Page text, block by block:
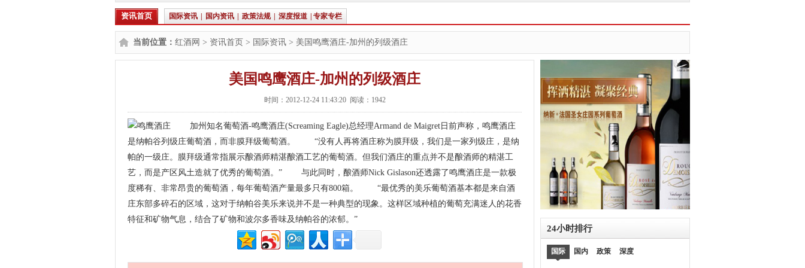
资讯首页 国际资讯 国内资讯 政策法规 深度报道 专家专栏
当前位置： 红酒网 > 资讯首页 > 国际资讯 > 美国鸣鹰酒庄-加州的列级酒庄
美国鸣鹰酒庄-加州的列级酒庄
时间：2012-12-24 11:43:20 阅读：1942
加州知名葡萄酒-鸣鹰酒庄(Screaming Eagle)总经理Armand de Maigret日前声称，鸣鹰酒庄
是纳帕谷列级庄葡萄酒，而非膜拜级葡萄酒。 “没有人再将酒庄称为膜拜级，我们是一家列级庄，是纳
帕的一级庄。膜拜级通常指展示酿酒师精湛酿酒工艺的葡萄酒。但我们酒庄的重点并不是酿酒师的精湛工
艺，而是产区风土造就了优秀的葡萄酒。” 与此同时，酿酒师Nick Gislason还透露了鸣鹰酒庄是一款极
度稀有、非常昂贵的葡萄酒，每年葡萄酒产量最多只有800箱。 “最优秀的美乐葡萄酒基本都是来自酒
庄东部多碎石的区域，这对于纳帕谷美乐来说并不是一种典型的现象。这样区域种植的葡萄充满迷人的花香
特征和矿物气息，结合了矿物和波尔多香味及纳帕谷的浓郁。”
24小时排行
国际 国内 政策 深度